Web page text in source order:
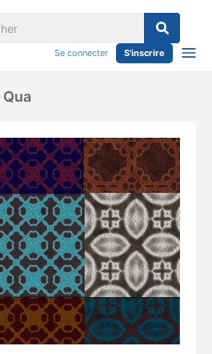
Se connecter S'inscrire